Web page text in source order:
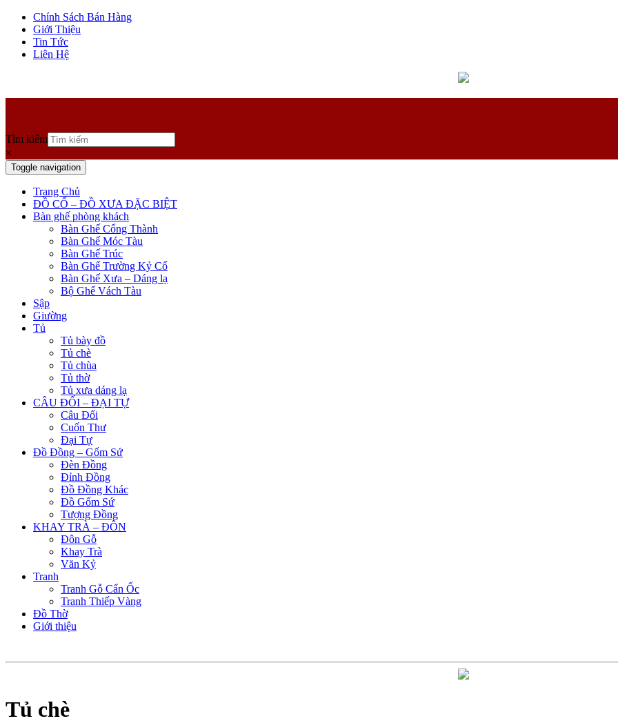
Chính Sách Bán Hàng
Giới Thiệu
Tin Tức
Liên Hệ
Tìm kiếm
×
Toggle navigation
Trang Chủ
ĐỒ CỔ – ĐỒ XƯA ĐẶC BIỆT
Bàn ghế phòng khách
Bàn Ghế Cổng Thành
Bàn Ghế Móc Tàu
Bàn Ghế Trúc
Bàn Ghế Trường Kỷ Cổ
Bàn Ghế Xưa – Dáng lạ
Bộ Ghế Vách Tàu
Sập
Giường
Tủ
Tủ bày đồ
Tủ chè
Tủ chùa
Tủ thờ
Tủ xưa dáng lạ
CÂU ĐỐI – ĐẠI TỰ
Câu Đối
Cuốn Thư
Đại Tự
Đồ Đồng – Gốm Sứ
Đèn Đồng
Đỉnh Đồng
Đồ Đồng Khác
Đồ Gốm Sứ
Tượng Đồng
KHAY TRÀ – ĐÔN
Đôn Gỗ
Khay Trà
Văn Kỷ
Tranh
Tranh Gỗ Cẩn Ốc
Tranh Thiếp Vàng
Đồ Thờ
Giới thiệu
Tủ chè